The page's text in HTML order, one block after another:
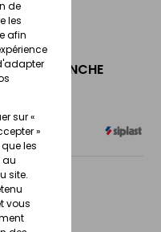
de
les
afin
sur «
»
les
au
site.
vous
VERETANCHE